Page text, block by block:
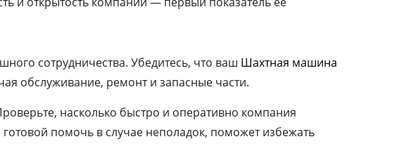
сотрудничества. Убедитесь, что ваш Шахтная машина
обслуживание, ремонт и запасные части.
насколько быстро и оперативно компания
помочь в случае неполадок, поможет избежать